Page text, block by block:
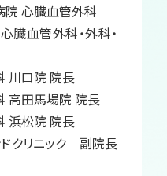
心臓血管外科
血管外科・外科・
川口院 院長
高田馬場院 院長
浜松院 院長
クリニック 副院長